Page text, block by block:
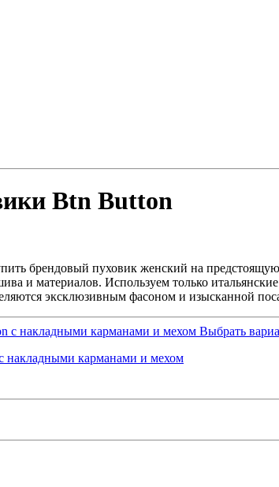
Btn Button
брендовый пуховик женский на
и материалов. Используем только
эксклюзивным фасоном и изысканной
Выбрать
накладными карманами и мехом